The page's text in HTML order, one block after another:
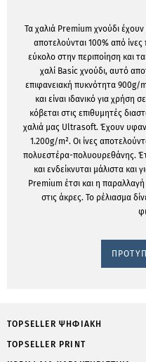
Τα χαλιά Premium χνούδι
αποτελούνται 100% από
εύκολο στην περιποίηση και
χαλί Basic χνούδι, αυτό
επιφανειακή πυκνότητα 900g/
και είναι ιδανικό για
κόβεται στις επιθυμητές
χαλιά μας Ultrasoft. Έχουν
1.200g/m². Οι ίνες
πολυεστέρα-πολυουρεθάνης.
και ενδείκνυται μάλιστα και
Premium έτσι και η
στις άκρες. Το ρέλιασμα
TOPSELLER ΨΗΦΙΑΚΉ
TOPSELLER PRINT